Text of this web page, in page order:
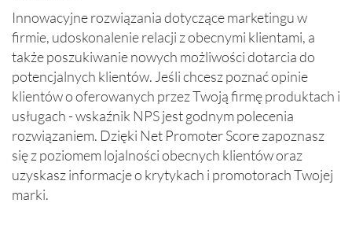
Innowacyjne rozwiązania dotyczące marketingu w
firmie, udoskonalenie relacji z obecnymi klientami, a
także poszukiwanie nowych możliwości dotarcia do
potencjalnych klientów. Jeśli chcesz poznać opinie
klientów o oferowanych przez Twoją firmę produktach i
usługach - wskaźnik NPS jest godnym polecenia
rozwiązaniem. Dzięki Net Promoter Score zapoznasz
się z poziomem lojalności obecnych klientów oraz
uzyskasz informacje o krytykach i promotorach Twojej
marki.